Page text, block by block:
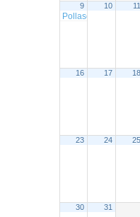
9
Pollaschfeier 2022
10 11
16 17 18
23 24 25
30 31